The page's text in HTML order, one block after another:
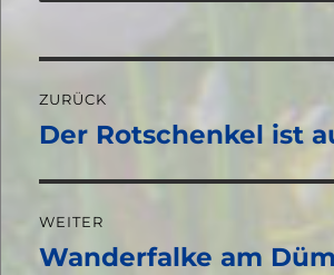
Beitragsnavigation
ZURÜCK
Vorheriger
Der Rotschenkel ist
WEITER
Nächster
Wanderfalke am